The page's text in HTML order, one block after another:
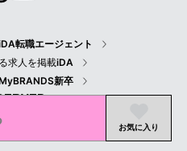
お気に入り
転職エージェント
求人を掲載iDA
新卒
約